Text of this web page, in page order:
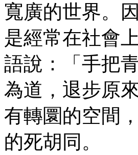
寬廣的世界。
是經常在社會
語說：「手把
為道，退步原
有轉圜的空間
的死胡同。